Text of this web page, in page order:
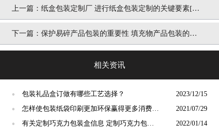
上一篇： 纸盒包装定制厂 进行纸盒包装定制的关键要素[吉
彩四方]
下一篇： 保护易碎产品包装的重要性 填充物产品包装的重
相关资讯
● 包装礼品盒订做有哪些工艺选择？ 2023/12/15
●
怎样使包装纸袋印刷更加环保赢得更多消费者
的喜爱 [吉彩四方]实力厂家为您解析
2021/07/29
●
有关定制巧克力包装盒信息 定制巧克力包装
2022/01/14